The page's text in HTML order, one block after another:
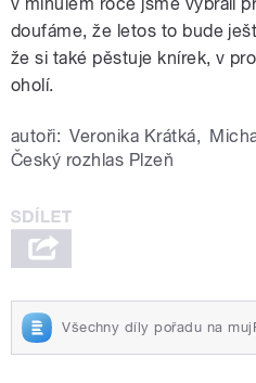
doufáme, že letos to bude
že si také pěstuje knírek, v
oholí.
autoři: Veronika Krátká,
Český rozhlas Plzeň
Všechny díly pořadu na